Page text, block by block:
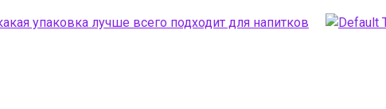
упаковка лучше всего подходит для напитков